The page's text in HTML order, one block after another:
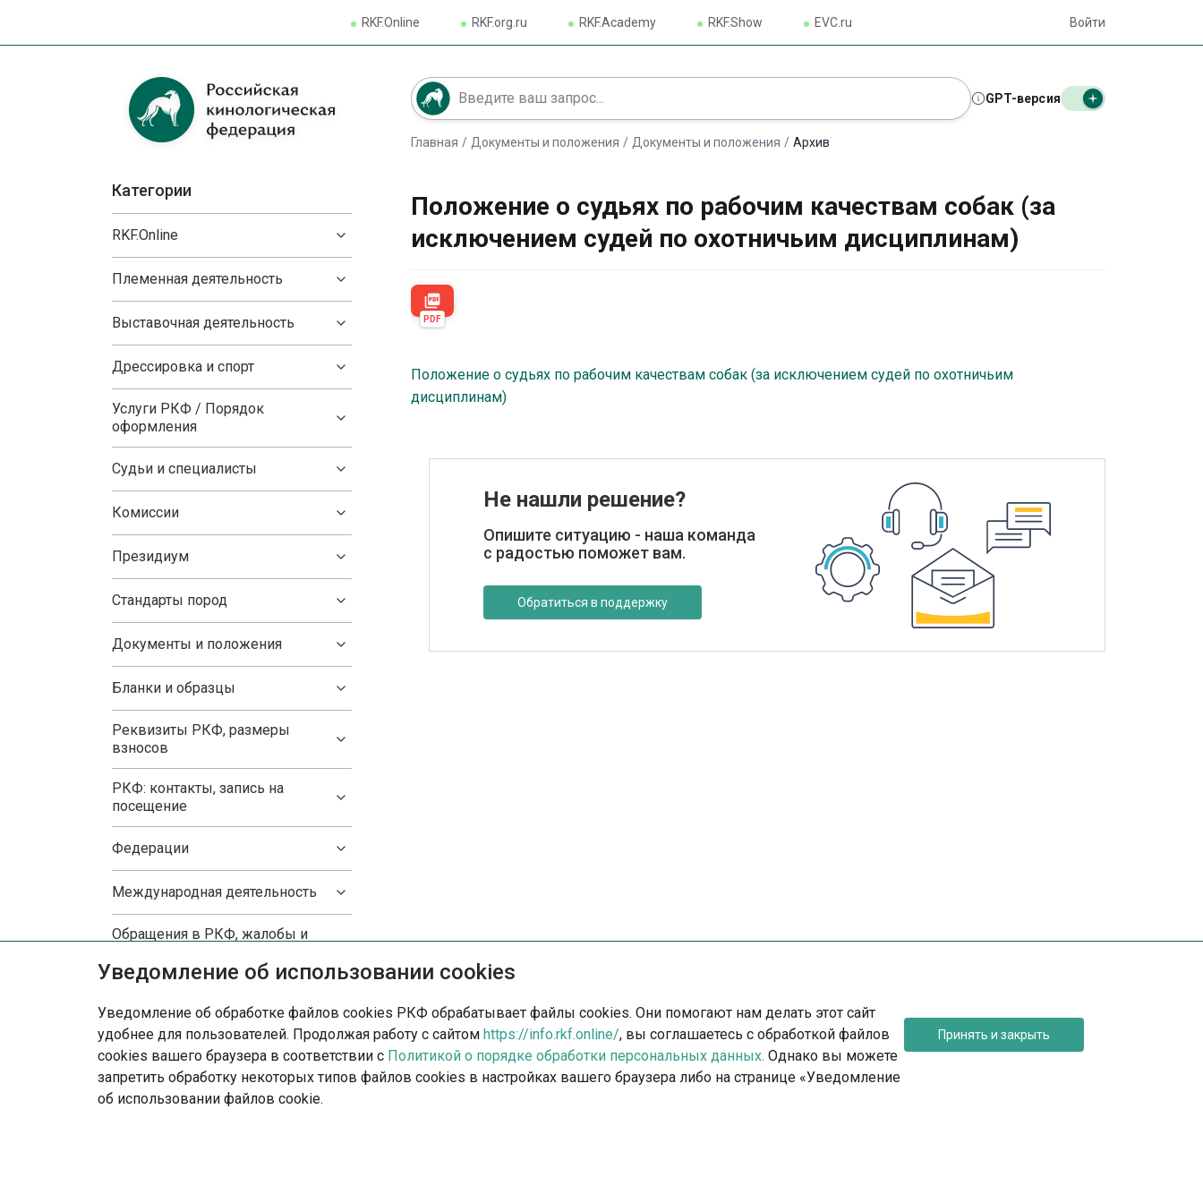
RKF.Online RKF.org.ru RKF.Academy RKF.Show EVC.ru Войти
Категории
RKF.Online
Племенная деятельность
Выставочная деятельность
Дрессировка и спорт
Услуги РКФ / Порядок
оформления
Судьи и специалисты
Комиссии
Президиум
Стандарты пород
Документы и положения
Бланки и образцы
Реквизиты РКФ, размеры
взносов
РКФ: контакты, запись на
посещение
Федерации
Международная деятельность
Обращения в РКФ, жалобы и
Национальные клубы пород
Родословная и метрика
GPT-версия
Главная / Документы и положения / Документы и положения / Архив
Положение о судьях по рабочим качествам собак (за
исключением судей по охотничьим дисциплинам)
picture_as_pdf
PDF
Положение о судьях по рабочим качествам собак (за исключением судей по охотничьим
дисциплинам)
Не нашли решение?
Опишите ситуацию - наша команда
с радостью поможет вам.
Обратиться в поддержку
Уведомление об использовании cookies
Уведомление об обработке файлов cookies РКФ обрабатывает файлы cookies. Они помогают нам делать этот сайт
удобнее для пользователей. Продолжая работу с сайтом https://info.rkf.online/, вы соглашаетесь с обработкой файлов
cookies вашего браузера в соответствии с Политикой о порядке обработки персональных данных. Однако вы можете
запретить обработку некоторых типов файлов cookies в настройках вашего браузера либо на странице «Уведомление
об использовании файлов cookie.
Принять и закрыть